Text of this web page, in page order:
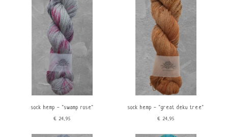
Paars
Roze
Bruin
Beige
Sokkenwol
Machine wasbaar
€0 €
sock hemp - "swamp rose"
€24,95
sock hemp - "great deku tree"
€24,95